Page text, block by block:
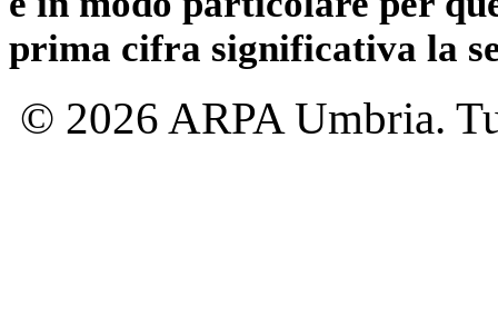
prima cifra significativa la
© 2026 ARPA Umbria.